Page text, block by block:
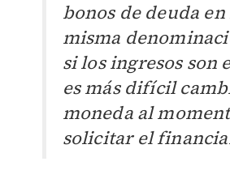
bonos de deuda en
misma
si los ingresos son
es más difícil
moneda al
solicitar el